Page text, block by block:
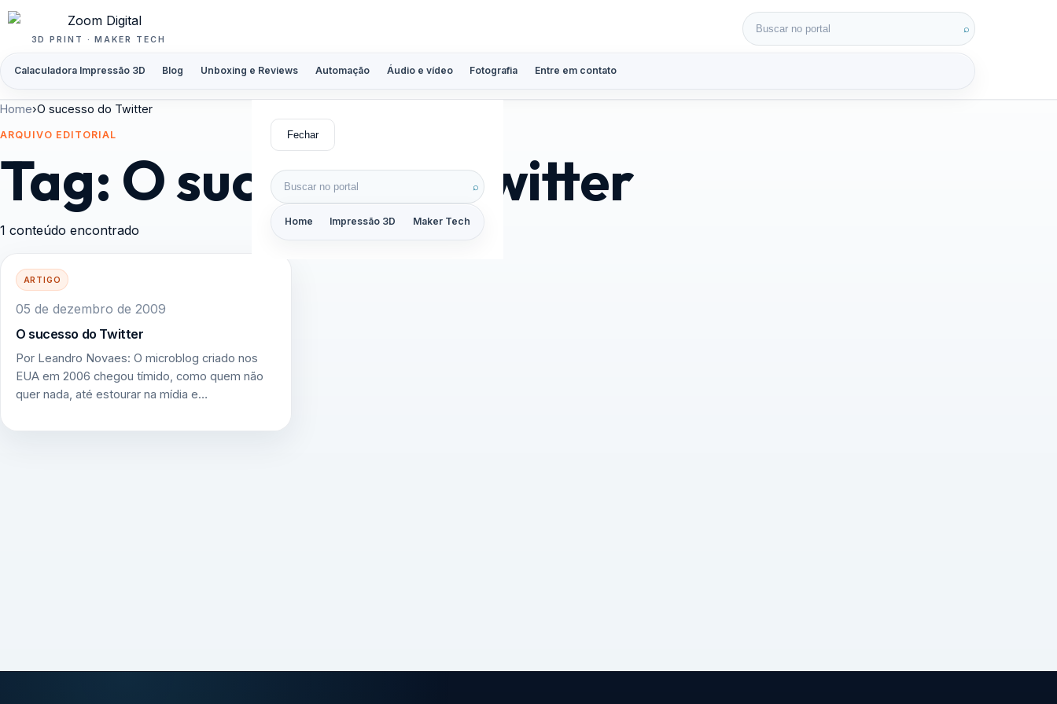
Pular para o conteúdo
3D PRINT · MAKER TECH
Calaculadora Impressão 3D Blog Unboxing e Reviews Automação Áudio e vídeo Fotografia Entre em contato
Buscar por: ⌕
Fechar
Buscar por: ⌕
Home Impressão 3D Maker Tech
Home›O sucesso do Twitter
ARQUIVO EDITORIAL
Tag: O sucesso do Twitter
1 conteúdo encontrado
ARTIGO
05 de dezembro de 2009
O sucesso do Twitter
Por Leandro Novaes: O microblog criado nos
EUA em 2006 chegou tímido, como quem não
quer nada, até estourar na mídia e…